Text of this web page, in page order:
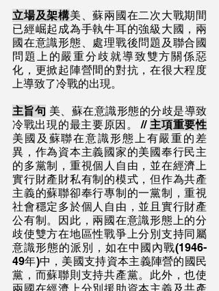
立場及架構美、蘇兩國在二次大戰期間
已經崛起成為手執牛耳的強級大國，兩
國在意識形態、處理戰後問題及聯合國
問題上的嚴重分歧就導致雙方關係惡
化，更掀起陣營間的對抗，在很大程度
上導致了冷戰的出現。
主旨句 美、蘇在意識形態的分歧是導致
冷戰出現的最主要原因。 // 主項重要性
美國及蘇聯在意識形態上有嚴重的差
異，作為資本主義國家的美國奉行民主
的多黨制，重視個人自由，並在經濟上
實行財產財私有制的模式，但作為共產
主義的蘇聯卻奉行專制的一黨制，重視
社會穩定多於個人自由，並且實行財產
公有制。因此，兩國在意識形態上的分
歧使雙方在地區性戰爭上分別支持同屬
意識形態的派別，如在中國內戰(1946-
49年)中，美國支持資本主義陣營的國民
黨，而蘇聯則支持共產黨。此外，也使